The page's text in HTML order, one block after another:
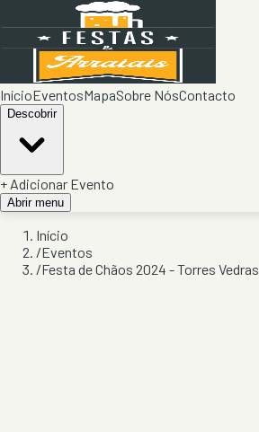
InícioEventosMapaSobre NósContacto
Descobrir
+ Adicionar Evento
Abrir menu
Início
/Eventos
/Festa de Chãos 2024 - Torres Vedras